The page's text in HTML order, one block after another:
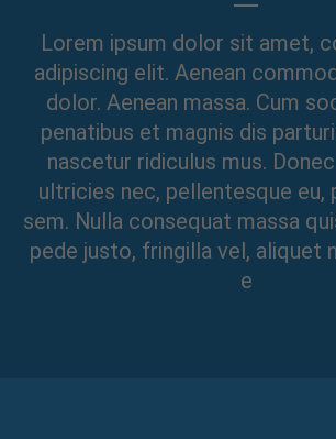
About us
Lorem ipsum dolor sit amet,
adipiscing elit.
Aenean commodo ligula eget dolor.
Cum sociis natoque penatibus et
parturient montes, nascetur ridiculus
quam felis, ultricies nec.
Lorem ipsum dolor sit amet,
adipiscing elit. Aenean
dolor. Aenean massa. Cum
penatibus et magnis dis
nascetur ridiculus mus.
ultricies nec, pellentesque eu,
sem. Nulla consequat massa
pede justo, fringilla vel, aliquet
e